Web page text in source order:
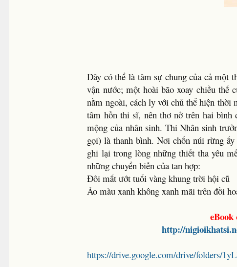
Ðây có thể là tâm sự chung của cả một
vận nước; một hoài bão xoay chiều
nằm ngoài, cách ly với chủ thể hiện
tâm hồn thi sĩ, nên thơ nở trên hai
mộng của nhân sinh. Thi Nhân sinh
gọi) là thanh bình. Nơi chốn núi rừng
ghi lại trong lòng những thiết tha yêu
những chuyển biến của tan hợp:
Ðôi mắt ướt tuổi vàng khung trời hội cũ
Áo màu xanh không xanh mãi trên đồi
http://
https://drive.google.com/drive/folders/